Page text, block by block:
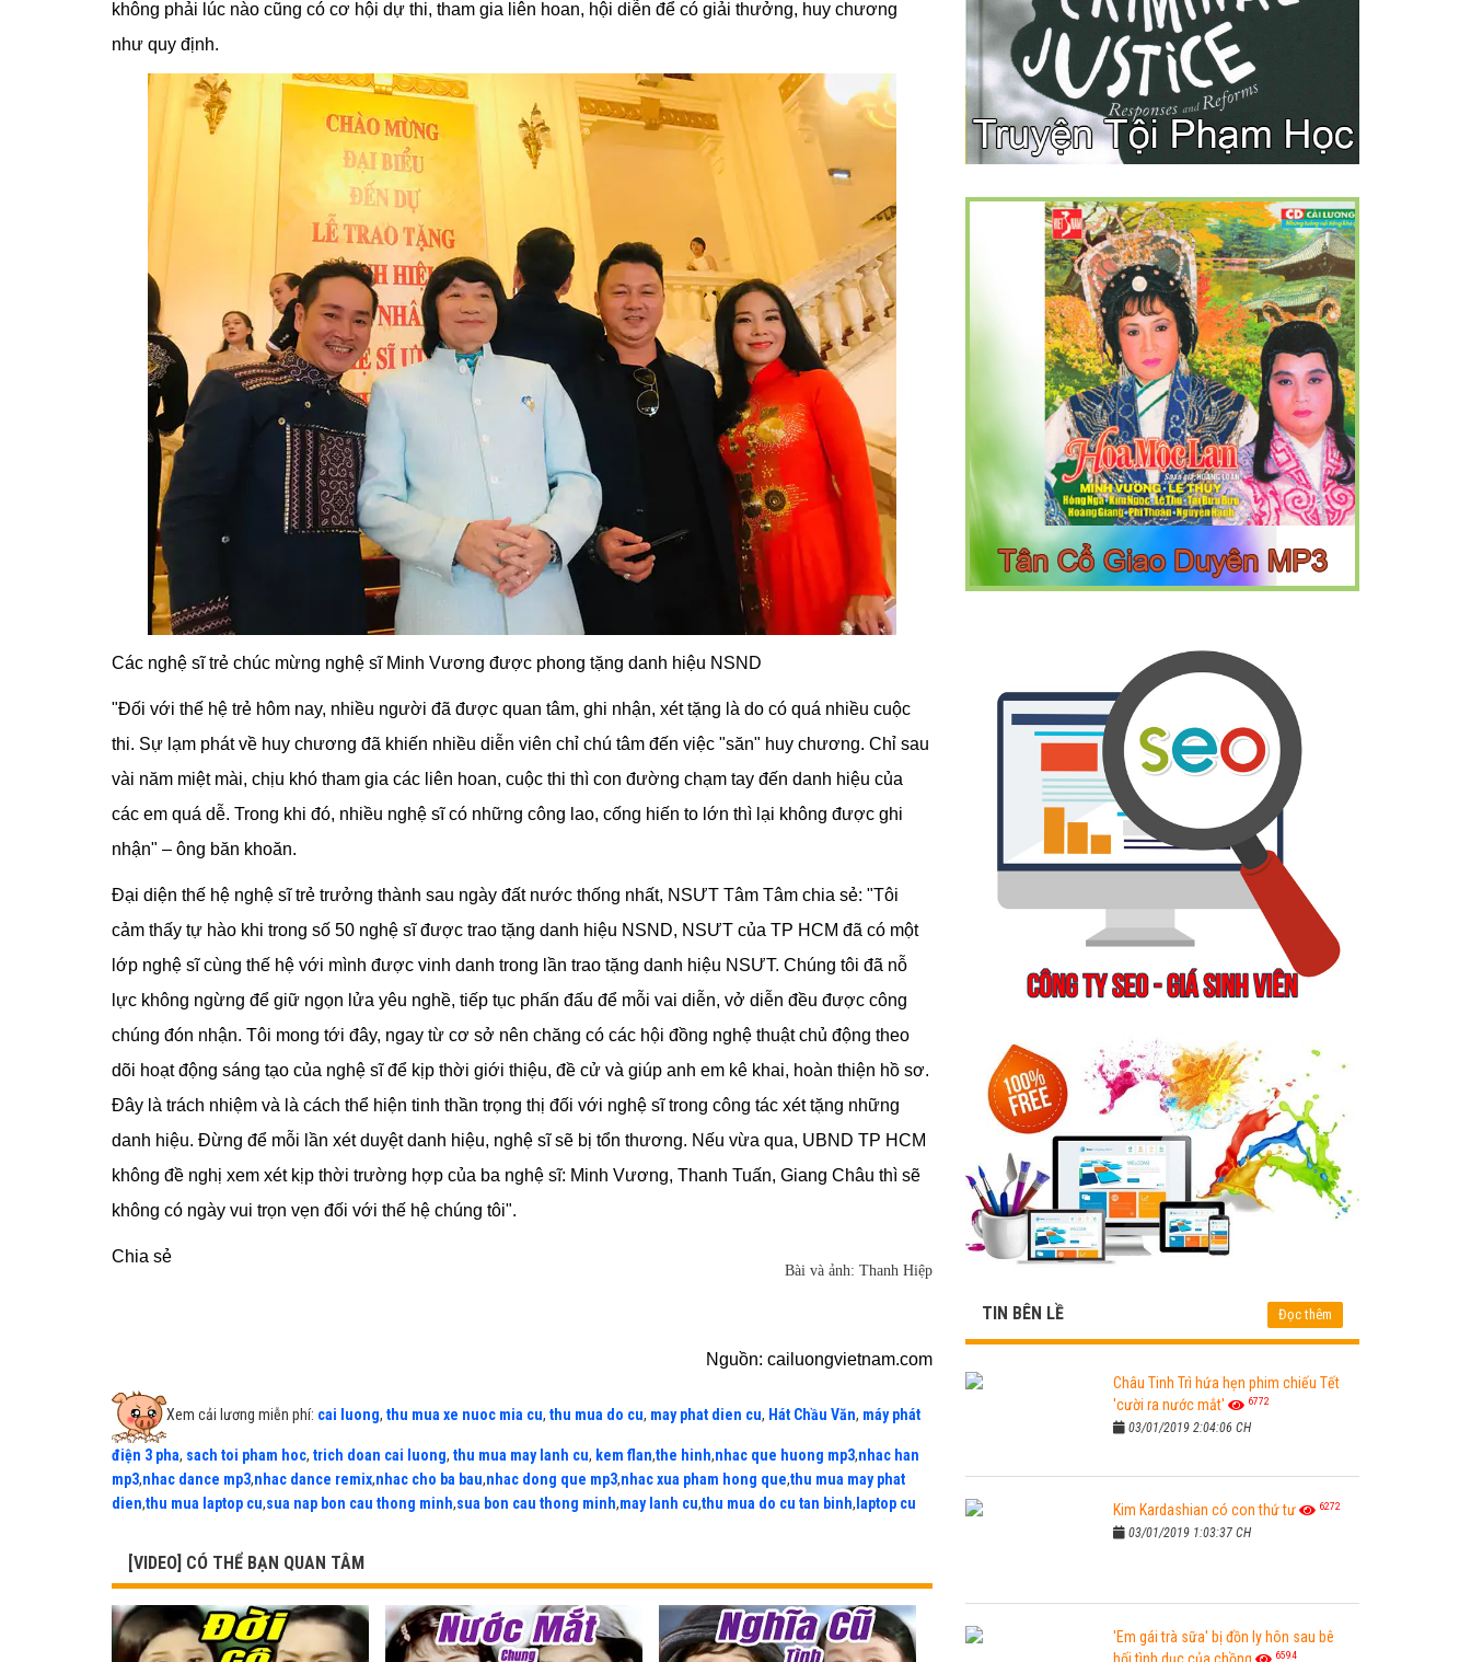
không phải lúc nào cũng có cơ hội dự thi, tham gia liên hoan, hội diễn để có giải thưởng, huy chương
như quy định.
Các nghệ sĩ trẻ chúc mừng nghệ sĩ Minh Vương được phong tặng danh hiệu NSND
"Đối với thế hệ trẻ hôm nay, nhiều người đã được quan tâm, ghi nhận, xét tặng là do có quá nhiều cuộc
thi. Sự lạm phát về huy chương đã khiến nhiều diễn viên chỉ chú tâm đến việc "săn" huy chương. Chỉ sau
vài năm miệt mài, chịu khó tham gia các liên hoan, cuộc thi thì con đường chạm tay đến danh hiệu của
các em quá dễ. Trong khi đó, nhiều nghệ sĩ có những công lao, cống hiến to lớn thì lại không được ghi
nhận" – ông băn khoăn.
Đại diện thế hệ nghệ sĩ trẻ trưởng thành sau ngày đất nước thống nhất, NSƯT Tâm Tâm chia sẻ: "Tôi
cảm thấy tự hào khi trong số 50 nghệ sĩ được trao tặng danh hiệu NSND, NSƯT của TP HCM đã có một
lớp nghệ sĩ cùng thế hệ với mình được vinh danh trong lần trao tặng danh hiệu NSƯT. Chúng tôi đã nỗ
lực không ngừng để giữ ngọn lửa yêu nghề, tiếp tục phấn đấu để mỗi vai diễn, vở diễn đều được công
chúng đón nhận. Tôi mong tới đây, ngay từ cơ sở nên chăng có các hội đồng nghệ thuật chủ động theo
dõi hoạt động sáng tạo của nghệ sĩ để kịp thời giới thiệu, đề cử và giúp anh em kê khai, hoàn thiện hồ sơ.
Đây là trách nhiệm và là cách thể hiện tinh thần trọng thị đối với nghệ sĩ trong công tác xét tặng những
danh hiệu. Đừng để mỗi lần xét duyệt danh hiệu, nghệ sĩ sẽ bị tổn thương. Nếu vừa qua, UBND TP HCM
không đề nghị xem xét kịp thời trường hợp của ba nghệ sĩ: Minh Vương, Thanh Tuấn, Giang Châu thì sẽ
không có ngày vui trọn vẹn đối với thế hệ chúng tôi".
Bài và ảnh: Thanh Hiệp
Chia sẻ
Nguồn: cailuongvietnam.com
Xem cải lương miễn phí: cai luong, thu mua xe nuoc mia cu, thu mua do cu, may phat dien cu, Hát Chầu Văn, máy phát
điện 3 pha, sach toi pham hoc, trich doan cai luong, thu mua may lanh cu, kem flan,the hinh,nhac que huong mp3,nhac han
mp3,nhac dance mp3,nhac dance remix,nhac cho ba bau,nhac dong que mp3,nhac xua pham hong que,thu mua may phat
dien,thu mua laptop cu,sua nap bon cau thong minh,sua bon cau thong minh,may lanh cu,thu mua do cu tan binh, laptop cu
[VIDEO] CÓ THỂ BẠN QUAN TÂM
TIN BÊN LỀ Đọc thêm
Châu Tinh Trì hứa hẹn phim chiếu Tết
'cười ra nước mắt'
6772
03/01/2019 2:04:06 CH
Kim Kardashian có con thứ tư 6272
03/01/2019 1:03:37 CH
'Em gái trà sữa' bị đồn ly hôn sau bê
6594